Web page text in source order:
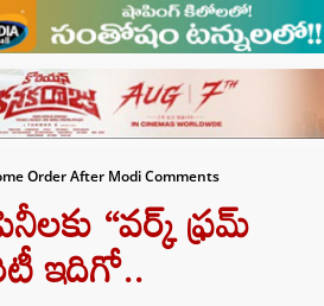
Order After Modi Comments
“వర్క్ ఫ్రమ్
ఇదిగో..